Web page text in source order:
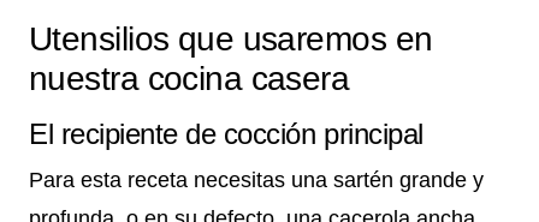
Utensilios que usaremos en
nuestra cocina casera
El recipiente de cocción principal
Para esta receta necesitas una sartén grande y